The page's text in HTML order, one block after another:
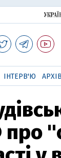
ІНТЕРВ'Ю АРХІВ